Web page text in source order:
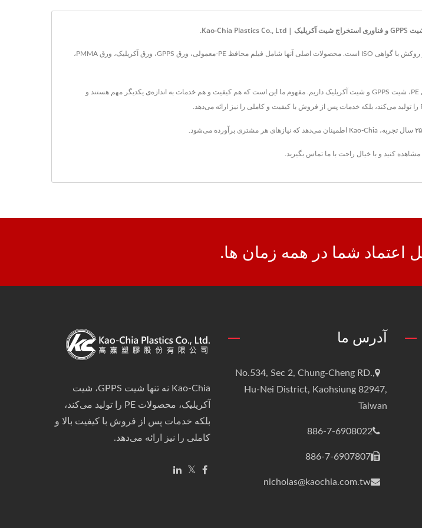
با مشتملات در تایوان از سال ۱۹۹۰، Kao-Chia Plastics Co., Ltd. یک تولید کننده و صادر کننده فیلم محافظ و روکش با گواهی ISO است. محصولات اصلی آنها شامل فیلم محافظ PE-معمولی، ورق GPPS، ورق آکریلیک، ورق PMMA،
Kao-Chia برای ۳۲ سال تاسیس شده است، اما ما تجربه تولید ۴۲ ساله در زمینه فناوری استخراج فیلم پرتابل PE، شیت GPPS و شیت آکریلیک داریم. مفهوم ما این است که هم کیفیت و هم خدمات به اندازه‌ی یکدیگر مهم هستند و
مشاهده کنید و با خیال راحت با ما تماس بگیرید
Kao-Chia نه تنها شیت GPPS، شیت
آکریلیک، محصولات PE را تولید می‌کند،
بلکه خدمات پس از فروش با کیفیت بالا و
کاملی را نیز ارائه می‌دهد.
آدرس ما
No.534, Sec 2, Chung-Cheng RD.,
Hu-Nei District, Kaohsiung 82947,
Taiwan
886-7-6908022
886-7-6907807
nicholas@kaochia.com.tw